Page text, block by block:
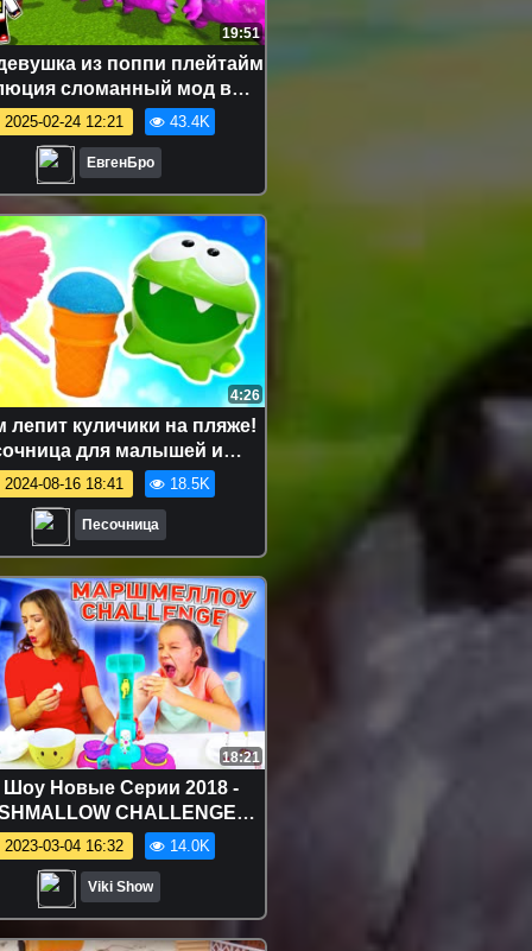
19:51
из поппи плейтайм
сломанный мод в
девушка новичок
видео minecraft
2025-02-24 12:21 43.4K
ЕвгенБро
4:26
куличики на пляже!
для малышей и
видео для детей
2024-08-16 18:41 18.5K
Песочница
18:21
Шоу Новые Серии 2018 -
CHALLENGE
Маршмеллоу Челлендж
Против Гадкого /// Вики
Шоу
2023-03-04 16:32 14.0K
Viki Show